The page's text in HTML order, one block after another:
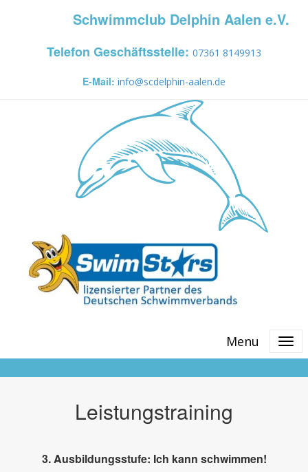
Schwimmclub Delphin Aalen e.V.
Telefon Geschäftsstelle: 07361 8149913
E-Mail: info@scdelphin-aalen.de
Menu
Leistungstraining
3. Ausbildungsstufe: Ich kann schwimmen!